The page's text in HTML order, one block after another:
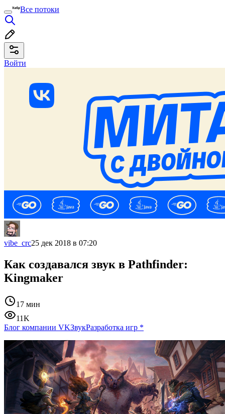
Все потоки
Войти
vibe_crc25 дек 2018 в 07:20
Как создавался звук в Pathfinder:
Kingmaker
17 мин
11K
Блог компании VKЗвукРазработка игр *